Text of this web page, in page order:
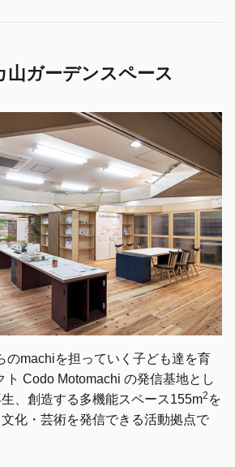
山ガーデンスペース
のmachiを担っていく子ども達を育
ト Codo Motomachi の発信基地とし
、創造する多機能スペース155m2 を
化・芸術を発信できる活動拠点で